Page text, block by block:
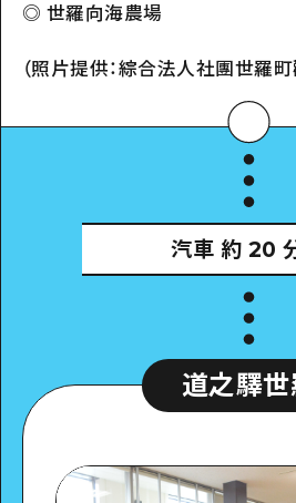
◎ 世羅向海農場
（照片提供：綜合法人社團世羅町
汽車 約 20
道之驛世